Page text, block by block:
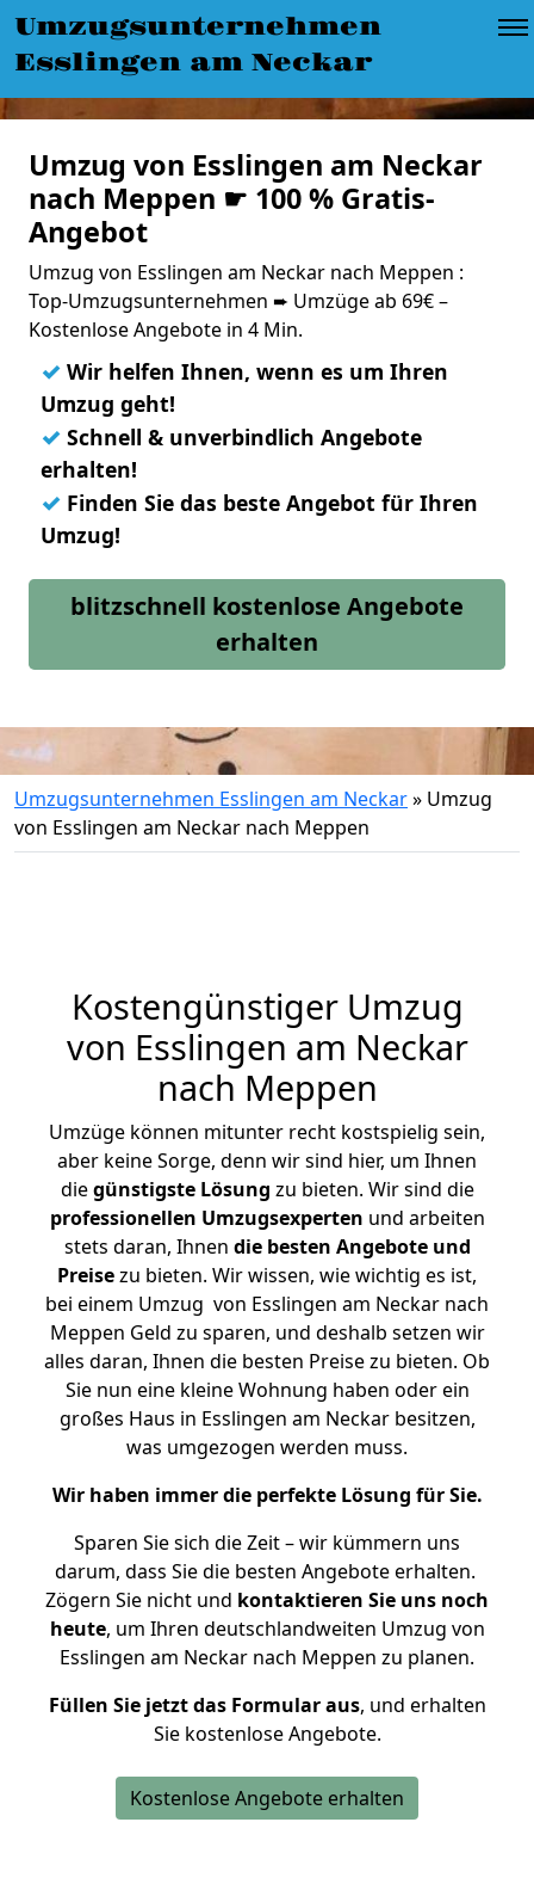
Umzugsunternehmen
Esslingen am Neckar
Umzug von Esslingen am Neckar
nach Meppen ☛ 100 % Gratis-
Angebot
Umzug von Esslingen am Neckar nach Meppen :
Top-Umzugsunternehmen ➨ Umzüge ab 69€ –
Kostenlose Angebote in 4 Min.
✓ Wir helfen Ihnen, wenn es um Ihren
Umzug geht!
✓ Schnell & unverbindlich Angebote
erhalten!
✓ Finden Sie das beste Angebot für Ihren
Umzug!
blitzschnell kostenlose Angebote
erhalten
Umzugsunternehmen Esslingen am Neckar» Umzug
von Esslingen am Neckar nach Meppen
Kostengünstiger Umzug
von Esslingen am Neckar
nach Meppen
Umzüge können mitunter recht kostspielig sein,
aber keine Sorge, denn wir sind hier, um Ihnen
diegünstigste Lösung zu bieten. Wir sind die
professionellen Umzugsexperten und arbeiten
stets daran, Ihnen die besten Angebote und
Preisezu bieten. Wir wissen, wie wichtig es ist,
bei einem Umzug von Esslingen am Neckar nach
Meppen Geld zu sparen, und deshalb setzen wir
alles daran, Ihnen die besten Preise zu bieten. Ob
Sie nun eine kleine Wohnung haben oder ein
großes Haus in Esslingen am Neckar besitzen,
was umgezogen werden muss.
Wir haben immer die perfekte Lösung für Sie.
Sparen Sie sich die Zeit – wir kümmern uns
darum, dass Sie die besten Angebote erhalten.
Zögern Sie nicht und kontaktieren Sie uns noch
heute, um Ihren deutschlandweiten Umzug von
Esslingen am Neckar nach Meppen zu planen.
Füllen Sie jetzt das Formular aus, und erhalten
Sie kostenlose Angebote.
Kostenlose Angebote erhalten